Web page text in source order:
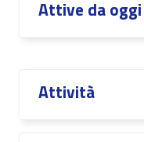
Attive da oggi
Attività